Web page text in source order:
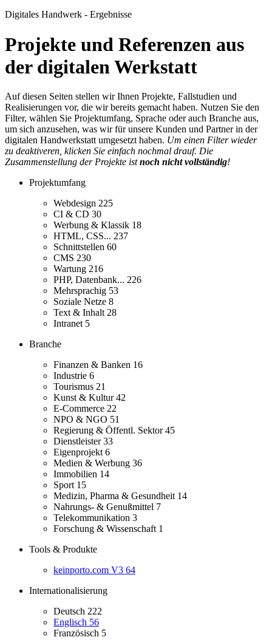
Digitales Handwerk - Ergebnisse
Projekte und Referenzen aus
der digitalen Werkstatt
Auf diesen Seiten stellen wir Ihnen Projekte, Fallstudien und
Realisierungen vor, die wir bereits gemacht haben. Nutzen Sie den
Filter, wählen Sie Projektumfang, Sprache oder auch Branche aus,
um sich anzusehen, was wir für unsere Kunden und Partner in der
digitalen Handwerkstatt umgesetzt haben. Um einen Filter wieder
zu deaktiveren, klicken Sie einfach nochmal drauf. Die
Zusammenstellung der Projekte istnoch nicht vollständig!
Projektumfang
Webdesign 225
CI & CD 30
Werbung & Klassik 18
HTML, CSS... 237
Schnittstellen 60
CMS 230
Wartung 216
PHP, Datenbank... 226
Mehrsprachig 53
Soziale Netze 8
Text & Inhalt 28
Intranet 5
Branche
Finanzen & Banken 16
Industrie 6
Tourismus 21
Kunst & Kultur42
E-Commerce 22
NPO & NGO 51
Regierung & Öffentl. Sektor45
Dienstleister33
Eigenprojekt 6
Medien & Werbung 36
Immobilien 14
Sport 15
Medizin, Pharma & Gesundheit 14
Nahrungs- & Genußmittel 7
Telekommunikation 3
Forschung & Wissenschaft 1
Tools & Produkte
keinporto.com V3 64
Internationalisierung
Deutsch 222
Englisch 56
Französisch 5